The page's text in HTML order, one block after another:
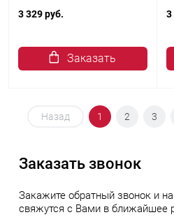
3 329 руб.
Заказать
3
Назад 1 2 3
Заказать звонок
Закажите обратный звонок и
свяжутся с Вами в ближайшее